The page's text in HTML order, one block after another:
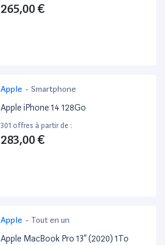
265,00 €
Apple - Smartphone
Apple iPhone 14 128Go
301 offres à partir de :
283,00 €
Apple - Tout en un
Apple MacBook Pro 13” (2020) 1To